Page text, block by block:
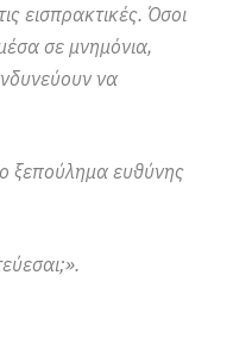
εισπρακτικές. Όσοι
σε μνημόνια,
να
ξεπούλημα ευθύνης